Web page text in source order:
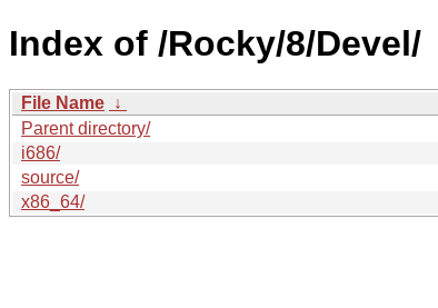
Index of /Rocky/8/Devel/
File Name ↓
Parent directory/
i686/
source/
x86_64/